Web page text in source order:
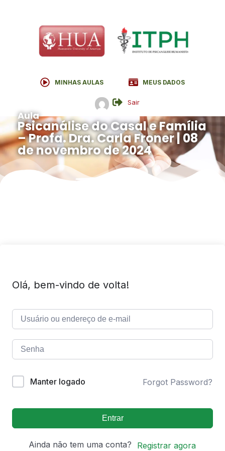
MINHAS AULAS MEUS DADOS
Sair
Aula
Psicanálise do Casal e Família
– Profa. Dra. Carla Froner | 08
de novembro de 2024
Olá, bem-vindo de volta!
Manter logado Forgot Password?
Entrar
Ainda não tem uma conta? Registrar agora